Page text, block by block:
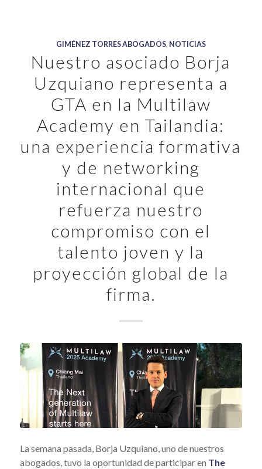
GIMÉNEZ TORRES ABOGADOS, NOTICIAS
Nuestro asociado Borja
Uzquiano representa a
GTA en la Multilaw
Academy en Tailandia:
una experiencia formativa
y de networking
internacional que
refuerza nuestro
compromiso con el
talento joven y la
proyección global de la
firma.
La semana pasada, Borja Uzquiano, uno de nuestros
abogados, tuvo la oportunidad de participar en The